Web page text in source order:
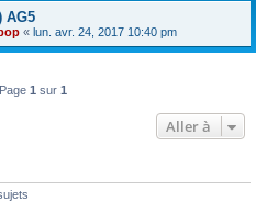
AG5
« lun. avr. 24, 2017 10:40 pm
1 sur 1
Aller à